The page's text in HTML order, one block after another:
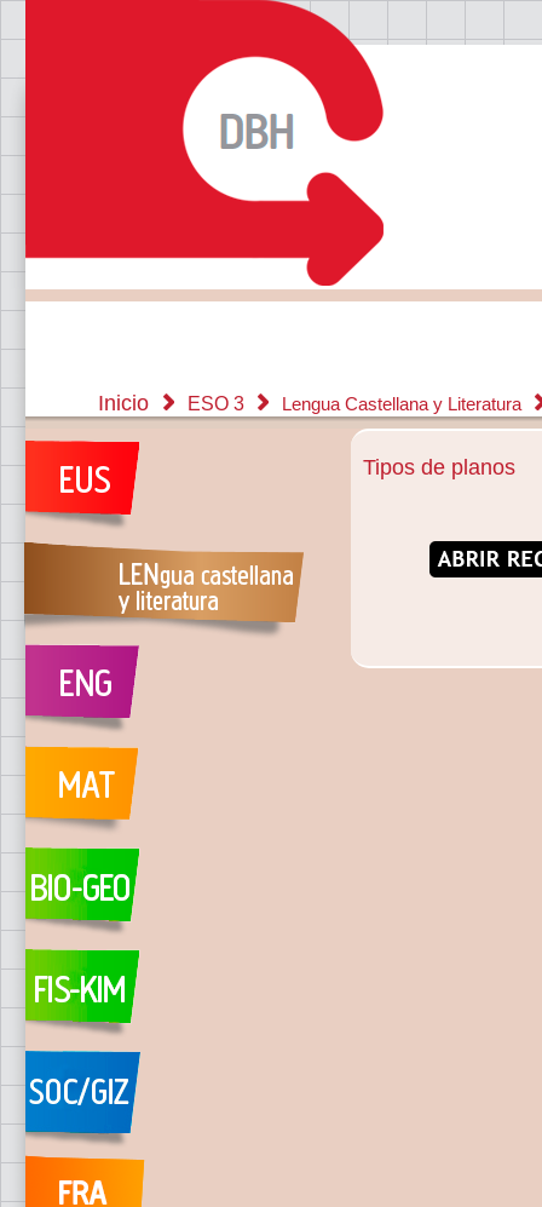
Inicio ESO 3 Lengua Castellana y Literatura
Tipos de planos